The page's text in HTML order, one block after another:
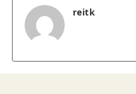
reitk